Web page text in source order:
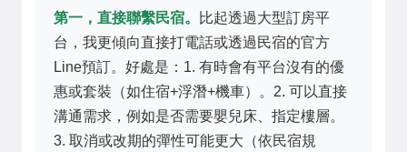
第一，直接聯繫民宿。
比起透過大型訂房平
台，我更傾向直接打電話或透過民宿的官方
Line預訂。好處是：1. 有時會有平台沒有的優
惠或套裝（如住宿+浮潛+機車）。2. 可以直接
溝通需求，例如是否需要嬰兒床、指定樓層。
3. 取消或改期的彈性可能更大（依民宿規